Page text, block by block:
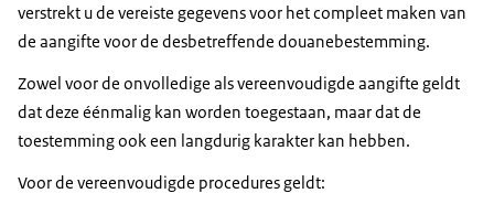
verstrekt u de vereiste gegevens voor het compleet maken van
de aangifte voor de desbetreffende douanebestemming.
Zowel voor de onvolledige als vereenvoudigde aangifte geldt
dat deze éénmalig kan worden toegestaan, maar dat de
toestemming ook een langdurig karakter kan hebben.
Voor de vereenvoudigde procedures geldt: